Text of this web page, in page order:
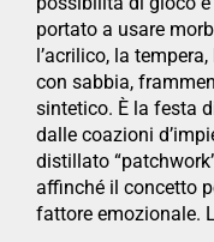
portato a usare
l’acrilico, la
con sabbia,
sintetico. È la festa
dalle coazioni
distillato
affinché il concetto
fattore emozionale.